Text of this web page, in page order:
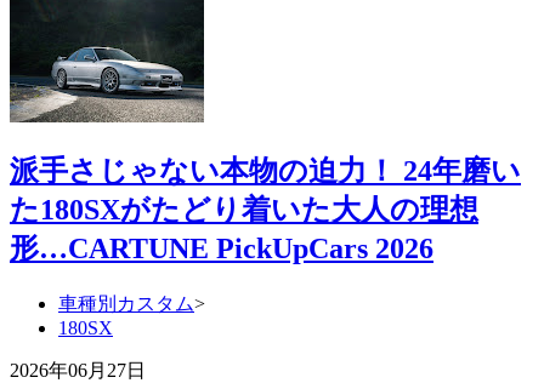
派手さじゃない本物の迫力！ 24年磨い
た180SXがたどり着いた大人の理想
形…CARTUNE PickUpCars 2026
車種別カスタム>
180SX
2026年06月27日